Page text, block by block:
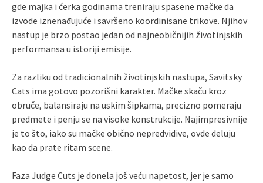
gde majka i ćerka godinama treniraju spasene mačke da
izvode iznenađujuće i savršeno koordinisane trikove. Njihov
nastup je brzo postao jedan od najneobičnijih životinjskih
performansa u istoriji emisije.
Za razliku od tradicionalnih životinjskih nastupa, Savitsky
Cats ima gotovo pozorišni karakter. Mačke skaču kroz
obruče, balansiraju na uskim šipkama, precizno pomeraju
predmete i penju se na visoke konstrukcije. Najimpresivnije
je to što, iako su mačke obično nepredvidive, ovde deluju
kao da prate ritam scene.
Faza Judge Cuts je donela još veću napetost, jer je samo